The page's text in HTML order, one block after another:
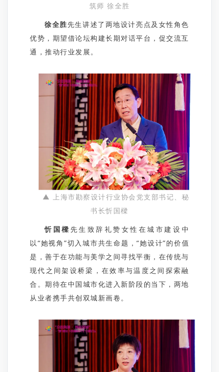
筑师 徐全胜
徐全胜先生讲述了两地设计亮点及女性角色
优势，期望借论坛构建长期对话平台，促交流互
通，推动行业发展。
▲ 上海市勘察设计行业协会党支部书记、秘
书长忻国樑
忻国樑 先生致辞礼赞女性在城市建设中
以“她视角”切入城市共生命题，“她设计”的价值
是，善于在功能与美学之间寻找平衡，在传统与
现代之间架设桥梁，在效率与温度之间探索融
合。期待在中国城市化进入新阶段的当下，两地
从业者携手共创双城新画卷。